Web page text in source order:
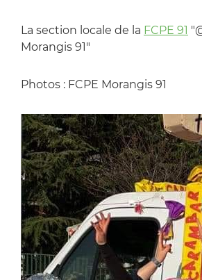
La section locale de la FCPE 91
Morangis 91"
Photos : FCPE Morangis 91